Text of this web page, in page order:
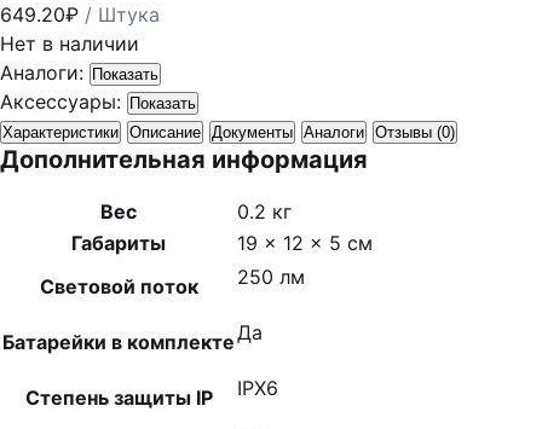
649.20₽ / Штука
Нет в наличии
Аналоги: Показать
Аксессуары: Показать
Характеристики Описание Документы Аналоги Отзывы (0)
Дополнительная информация
Вес
0.2 кг
Габариты
19 × 12 × 5 см
Световой поток
250 лм
Батарейки в комплектеДа
Степень защиты IP IPX6